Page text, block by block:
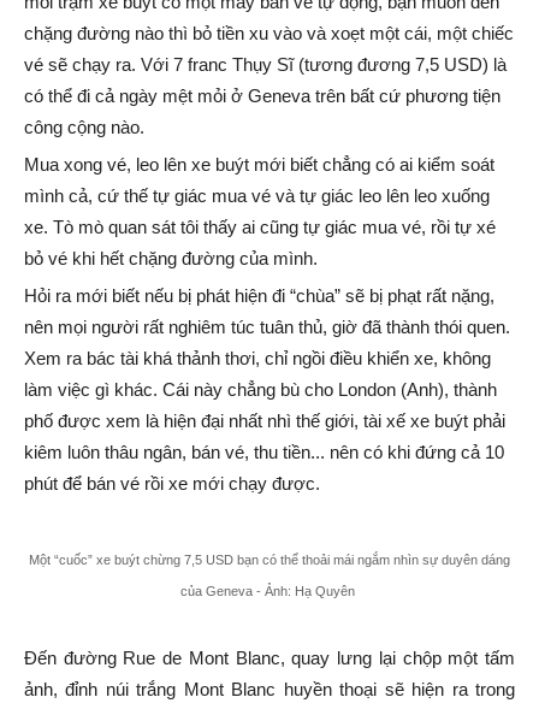
chặng đường nào thì bỏ tiền xu vào và xoẹt một cái, một chiếc
vé sẽ chạy ra. Với 7 franc Thụy Sĩ (tương đương 7,5 USD) là
có thể đi cả ngày mệt mỏi ở Geneva trên bất cứ phương tiện
công cộng nào.
Mua xong vé, leo lên xe buýt mới biết chẳng có ai kiểm soát
mình cả, cứ thế tự giác mua vé và tự giác leo lên leo xuống
xe. Tò mò quan sát tôi thấy ai cũng tự giác mua vé, rồi tự xé
bỏ vé khi hết chặng đường của mình.
Hỏi ra mới biết nếu bị phát hiện đi “chùa” sẽ bị phạt rất nặng,
nên mọi người rất nghiêm túc tuân thủ, giờ đã thành thói quen.
Xem ra bác tài khá thảnh thơi, chỉ ngồi điều khiển xe, không
làm việc gì khác. Cái này chẳng bù cho London (Anh), thành
phố được xem là hiện đại nhất nhì thế giới, tài xế xe buýt phải
kiêm luôn thâu ngân, bán vé, thu tiền... nên có khi đứng cả 10
phút để bán vé rồi xe mới chạy được.
Một “cuốc” xe buýt chừng 7,5 USD bạn có thể thoải mái ngắm nhìn sự duyên dáng
của Geneva - Ảnh: Hạ Quyên
Đến đường Rue de Mont Blanc, quay lưng lại chộp một tấm
ảnh, đỉnh núi trắng Mont Blanc huyền thoại sẽ hiện ra trong